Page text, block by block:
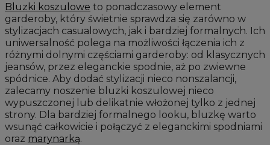
Bluzki koszulowe to ponadczasowy element
garderoby, który świetnie sprawdza się zarówno w
stylizacjach casualowych, jak i bardziej formalnych. Ich
uniwersalność polega na możliwości łączenia ich z
różnymi dolnymi częściami garderoby: od klasycznych
jeansów, przez eleganckie spodnie, aż po zwiewne
spódnice. Aby dodać stylizacji nieco nonszalancji,
zalecamy noszenie bluzki koszulowej nieco
wypuszczonej lub delikatnie włożonej tylko z jednej
strony. Dla bardziej formalnego looku, bluzkę warto
wsunąć całkowicie i połączyć z eleganckimi spodniami
oraz marynarką.